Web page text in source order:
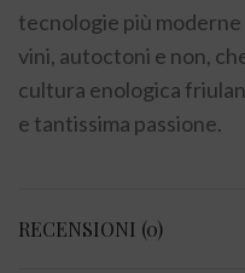
tecnologie più
vini, autoctoni e non,
cultura enologica
e tantissima passione.
RECENSIONI (0)